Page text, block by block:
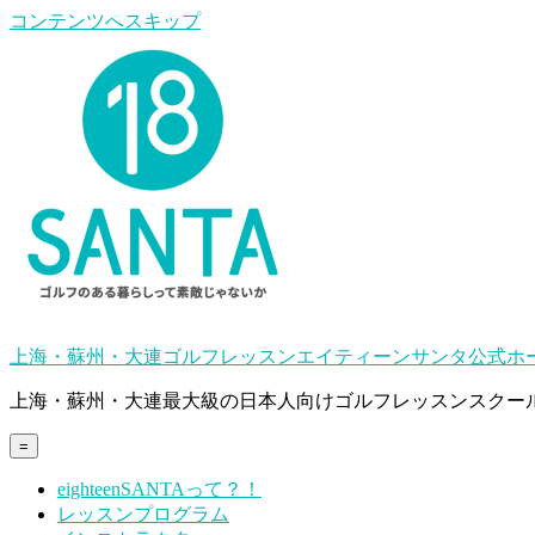
コンテンツへスキップ
上海・蘇州・大連ゴルフレッスンエイティーンサンタ公式ホ
上海・蘇州・大連最大級の日本人向けゴルフレッスンスクー
=
eighteenSANTAって？！
レッスンプログラム